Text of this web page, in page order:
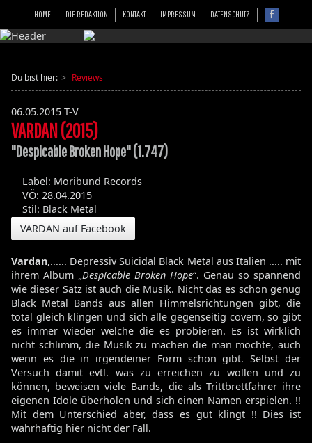
HOME DIE REDAKTION KONTAKT IMPRESSUM DATENSCHUTZ
Du bist hier: Reviews
06.05.2015 T-V
VARDAN (2015)
"Despicable Broken Hope" (1.747)
Label: Moribund Records
VÖ: 28.04.2015
Stil: Black Metal
VARDAN auf Facebook
Vardan,...... Depressiv Suicidal Black Metal aus Italien ..... mit
ihrem Album „Despicable Broken Hope“. Genau so spannend
wie dieser Satz ist auch die Musik. Nicht das es schon genug
Black Metal Bands aus allen Himmelsrichtungen gibt, die
total gleich klingen und sich alle gegenseitig covern, so gibt
es immer wieder welche die es probieren. Es ist wirklich
nicht schlimm, die Musik zu machen die man möchte, auch
wenn es die in irgendeiner Form schon gibt. Selbst der
Versuch damit evtl. was zu erreichen zu wollen und zu
können, beweisen viele Bands, die als Trittbrettfahrer ihre
eigenen Idole überholen und sich einen Namen erspielen. !!
Mit dem Unterschied aber, dass es gut klingt !! Dies ist
wahrhaftig hier nicht der Fall.